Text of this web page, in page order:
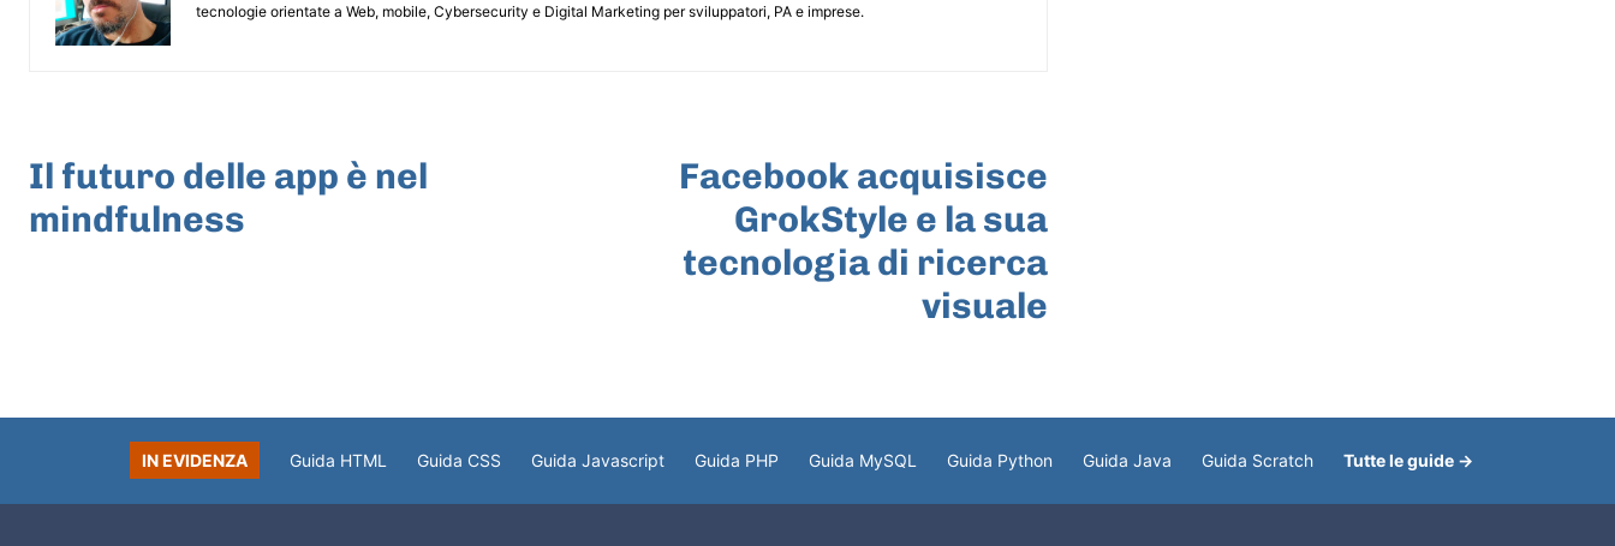
tecnologie orientate a Web, mobile, Cybersecurity e Digital Marketing per sviluppatori, PA e imprese.
Il futuro delle app è nel
mindfulness
Facebook acquisisce
GrokStyle e la sua
tecnologia di ricerca
visuale
IN EVIDENZA Guida HTML Guida CSS Guida Javascript Guida PHP Guida MySQL Guida Python Guida Java Guida Scratch Tutte le guide →